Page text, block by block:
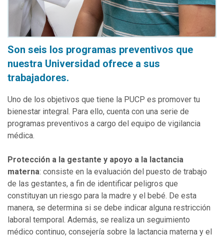
Son seis los programas preventivos que
nuestra Universidad ofrece a sus
trabajadores.
Uno de los objetivos que tiene la PUCP es promover tu
bienestar integral. Para ello, cuenta con una serie de
programas preventivos a cargo del equipo de vigilancia
médica.
Protección a la gestante y apoyo a la lactancia
materna: consiste en la evaluación del puesto de trabajo
de las gestantes, a fin de identificar peligros que
constituyan un riesgo para la madre y el bebé. De esta
manera, se determina si se debe indicar alguna restricción
laboral temporal. Además, se realiza un seguimiento
médico continuo, consejería sobre la lactancia materna y el